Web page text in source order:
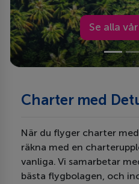
Se alla
Charter med
När du flyger charter
räkna med en
vanliga. Vi samarbetar
bästa flygbolagen, och